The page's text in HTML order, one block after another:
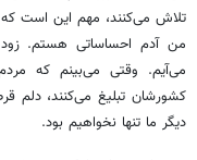
تلاش می‌کنند، مهم این است که
من آدم احساساتی هستم.
می‌آیم. وقتی می‌بینم که
کشورشان تبلیغ می‌کنند،
دیگر ما تنها نخواهیم بود.